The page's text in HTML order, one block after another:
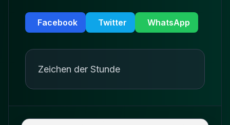
Facebook Twitter WhatsApp
Zeichen der Stunde